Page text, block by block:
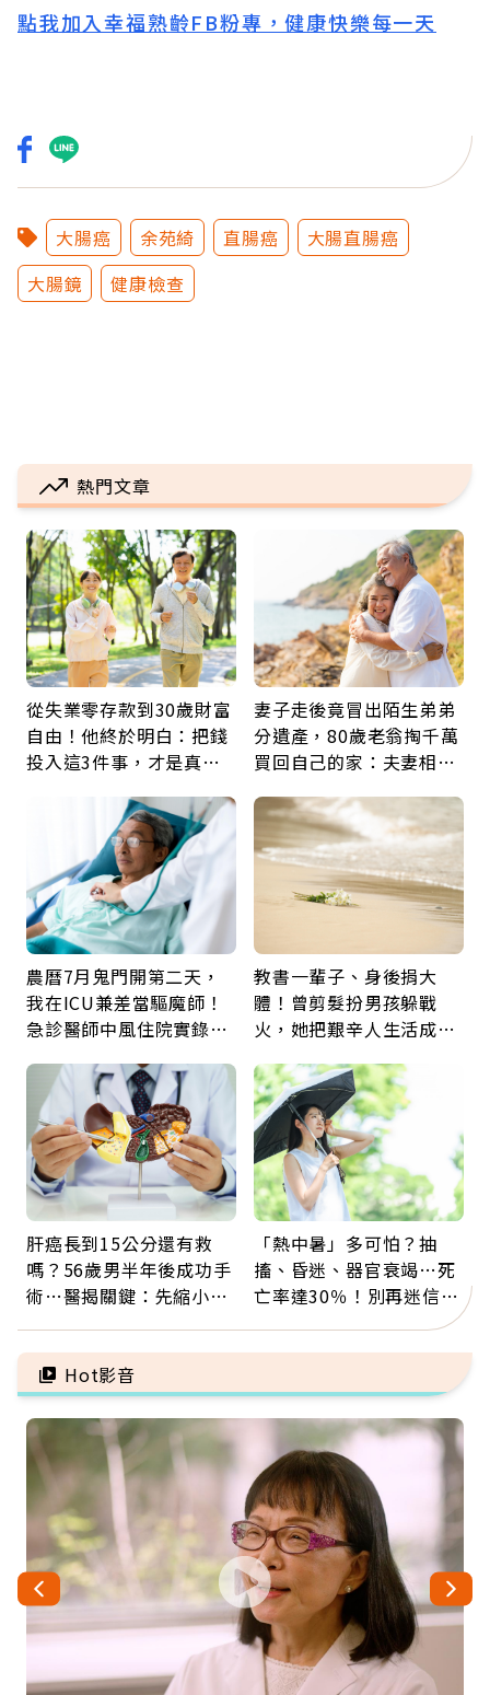
點我加入幸福熟齡FB粉專，健康快樂每一天
大腸癌 余苑綺 直腸癌
大腸直腸癌
大腸鏡
健康檢查
熱門文章
從失業零存款到30歲財富
自由！他終於明白：把錢
投入這3件事，才是真正
妻子走後竟冒出陌生弟弟
分遺產，80歲老翁掏千萬
買回自己的家：夫妻相守
農曆7月鬼門開第二天，
我在ICU兼差當驅魔師！
急診醫師中風住院實錄：
教書一輩子、身後捐大
體！曾剪髮扮男孩躲戰
火，她把艱辛人生活成風
福
肝癌長到15公分還有救
嗎？56歲男半年後成功手
術…醫揭關鍵：先縮小腫
「熱中暑」多可怕？抽
搐、昏迷、器官衰竭…死
亡率達30％！別再迷信
「擦酒精、吃退燒藥」，
5招才能真救命
Hot影音